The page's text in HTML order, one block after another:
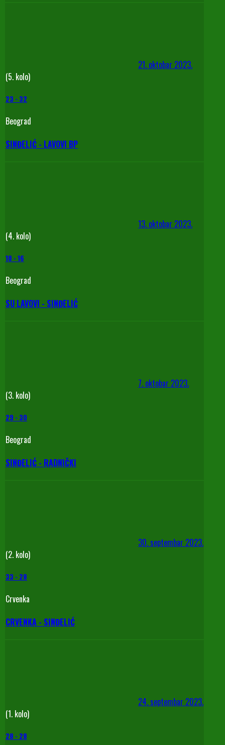
21. oktobar 2023.
(5. kolo)
23 - 32
Beograd
SINĐELIĆ - LAVOVI BP
13. oktobar 2023.
(4. kolo)
18 - 16
Beograd
SU LAVOVI - SINĐELIĆ
7. oktobar 2023.
(3. kolo)
29 - 30
Beograd
SINĐELIĆ - RADNIČKI
30. septembar 2023.
(2. kolo)
33 - 28
Crvenka
CRVENKA - SINĐELIĆ
24. septembar 2023.
(1. kolo)
28 - 28